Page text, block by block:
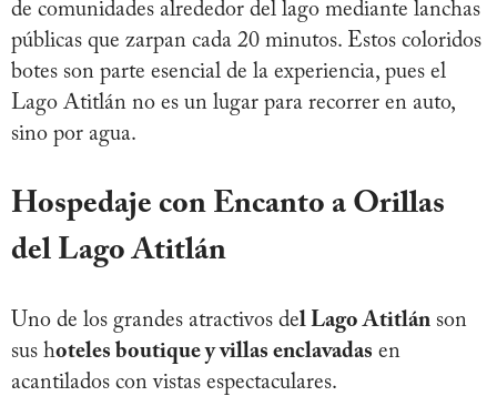
de comunidades alrededor del lago mediante lanchas
públicas que zarpan cada 20 minutos. Estos coloridos
botes son parte esencial de la experiencia, pues el
Lago Atitlán no es un lugar para recorrer en auto,
sino por agua.
Hospedaje con Encanto a Orillas
del Lago Atitlán
Uno de los grandes atractivos del Lago Atitlán son
sus hoteles boutique y villas enclavadas en
acantilados con vistas espectaculares.